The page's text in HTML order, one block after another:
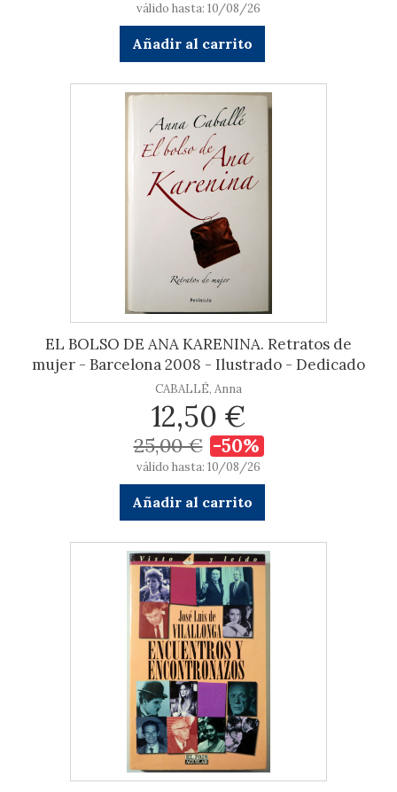
válido hasta: 10/08/26
Añadir al carrito
EL BOLSO DE ANA KARENINA. Retratos de
mujer - Barcelona 2008 - Ilustrado - Dedicado
CABALLÉ, Anna
12,50 €
25,00 € -50%
válido hasta: 10/08/26
Añadir al carrito